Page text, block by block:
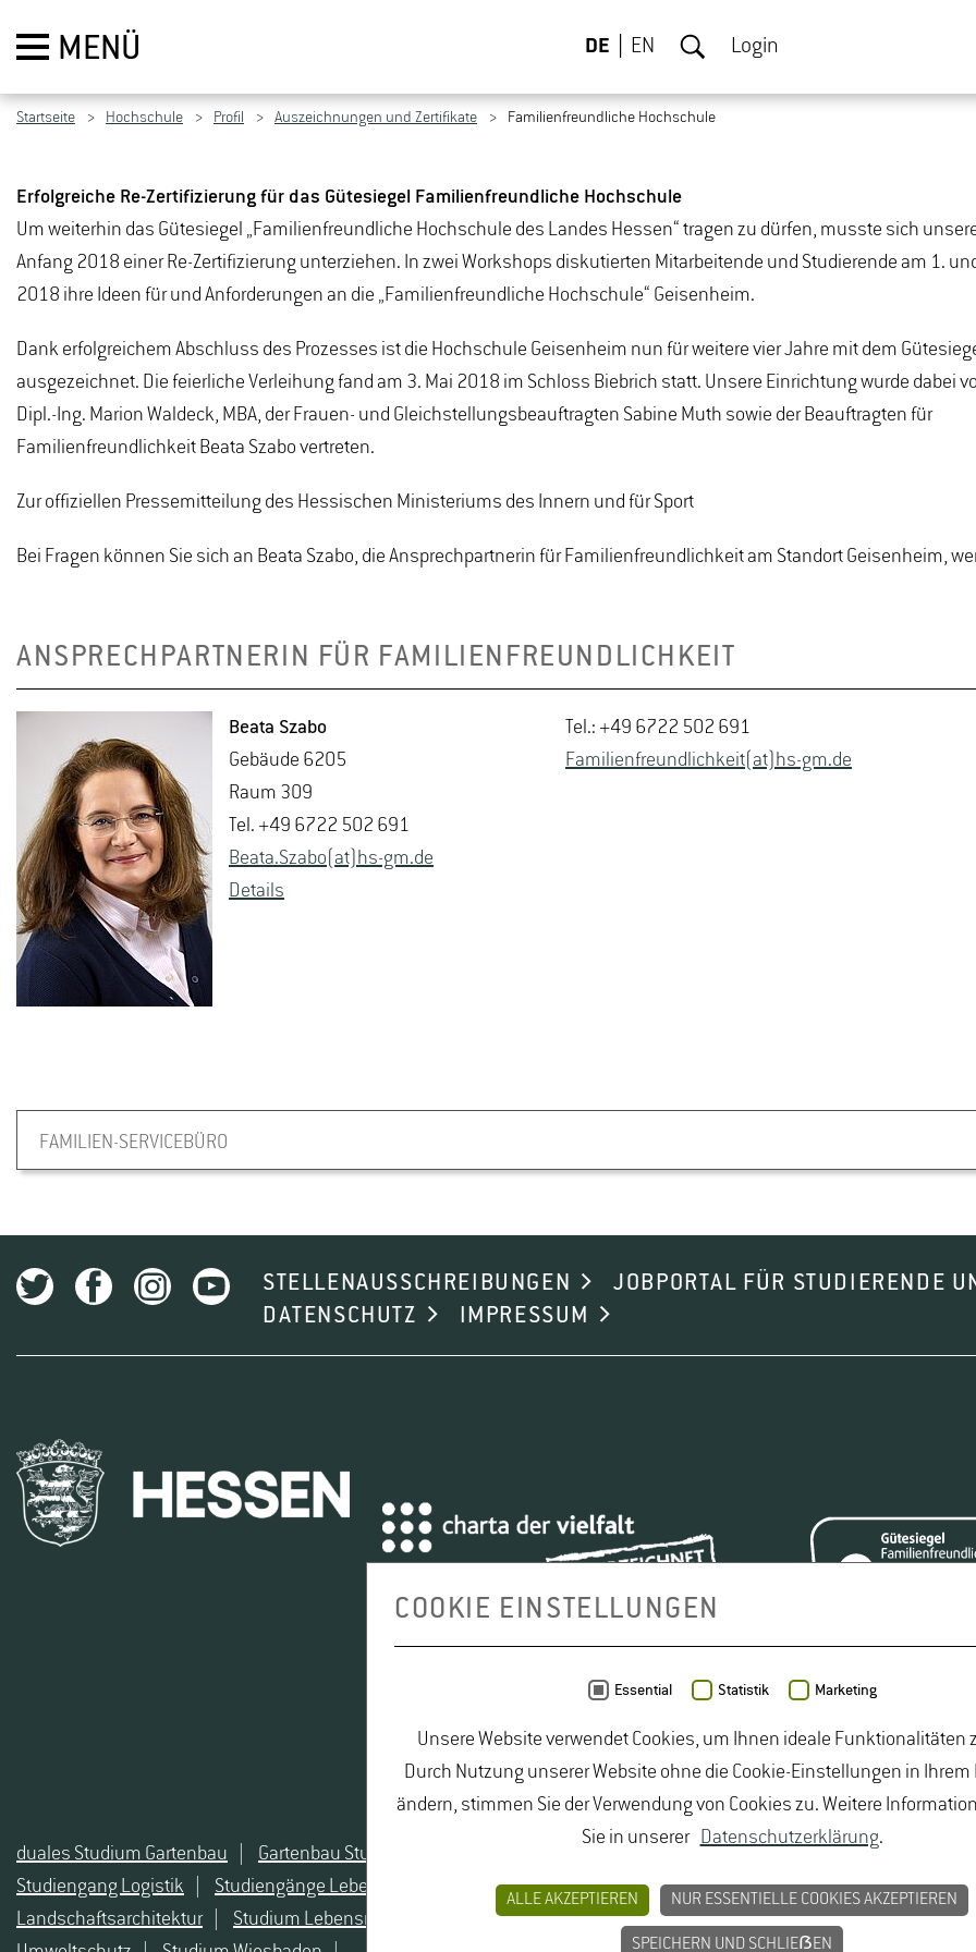
MENÜ DE EN Login
Startseite Hochschule Profil Auszeichnungen und Zertifikate Familienfreundliche Hochschule
Erfolgreiche Re-Zertifizierung für das Gütesiegel Familienfreundliche Hochschule
Um weiterhin das Gütesiegel „Familienfreundliche Hochschule des Landes Hessen“ tragen zu dürfen, musste sich
Anfang 2018 einer Re-Zertifizierung unterziehen. In zwei Workshops diskutierten Mitarbeitende und Studierende am 1.
2018 ihre Ideen für und Anforderungen an die „Familienfreundliche Hochschule“ Geisenheim.
Dank erfolgreichem Abschluss des Prozesses ist die Hochschule Geisenheim nun für weitere vier Jahre mit dem
ausgezeichnet. Die feierliche Verleihung fand am 3. Mai 2018 im Schloss Biebrich statt. Unsere Einrichtung wurde dabei
Dipl.-Ing. Marion Waldeck, MBA, der Frauen- und Gleichstellungsbeauftragten Sabine Muth sowie der Beauftragten für
Familienfreundlichkeit Beata Szabo vertreten.
Zur offiziellen Pressemitteilung des Hessischen Ministeriums des Innern und für Sport
Bei Fragen können Sie sich an Beata Szabo, die Ansprechpartnerin für Familienfreundlichkeit am Standort Geisenheim,
ANSPRECHPARTNERIN FÜR FAMILIENFREUNDLICHKEIT
Beata Szabo
Ge­bäu­de 6205
Raum 309
Tel. +49 6722 502 691
Beata.​Szabo(at)hs-​gm.​de
De­tails
Tel.: +49 6722 502 691
Familienfreundlichkeit(at)hs-gm.de
FAMILIEN-SERVICEBÜRO
STELLENAUSSCHREIBUNGEN JOBPORTAL FÜR STUDIERENDE
DATENSCHUTZ
IMPRESSUM
duales Studium Gartenbau Gartenbau Studium Lebensmittelsicherheit Studium
Studiengang Logistik
Studiengänge Lebensmittel Studiengänge Natur| Studiengänge Umweltschutz|
Landschaftsarchitektur| Studium Lebensmittel Studium Lebensmittelsicherheit|Studium Logistik|Studium
COOKIE EINSTELLUNGEN
Essential Statistik Marketing
Unsere Website verwendet Cookies, um Ihnen ideale Funktionalitäten
Durch Nutzung unserer Website ohne die Cookie-Einstellungen in Ihrem
ändern, stimmen Sie der Verwendung von Cookies zu. Weitere
Sie in unserer Datenschutzerklärung.
ALLE AKZEPTIEREN NUR ESSENTIELLE COOKIES AKZEPTIEREN
SPEICHERN UND SCHLIEẞEN